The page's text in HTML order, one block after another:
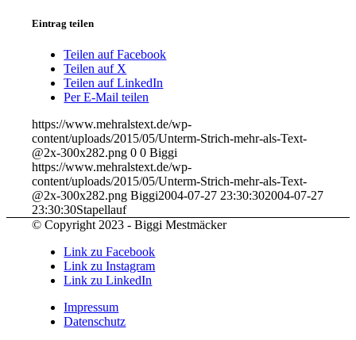
Eintrag teilen
Teilen auf Facebook
Teilen auf X
Teilen auf LinkedIn
Per E-Mail teilen
https://www.mehralstext.de/wp-
content/uploads/2015/05/Unterm-Strich-mehr-als-Text-
@2x-300x282.png 0 0 Biggi
https://www.mehralstext.de/wp-
content/uploads/2015/05/Unterm-Strich-mehr-als-Text-
@2x-300x282.png Biggi2004-07-27 23:30:302004-07-27
23:30:30Stapellauf
© Copyright 2023 - Biggi Mestmäcker
Link zu Facebook
Link zu Instagram
Link zu LinkedIn
Impressum
Datenschutz